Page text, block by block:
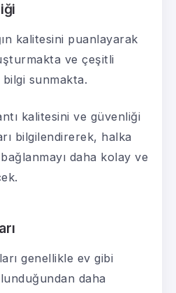
kalitesini puanlayarak
ve çeşitli
sunmakta.
kalitesini ve güvenliği
bilgilendirerek, halka
daha kolay ve
genellikle ev gibi
daha